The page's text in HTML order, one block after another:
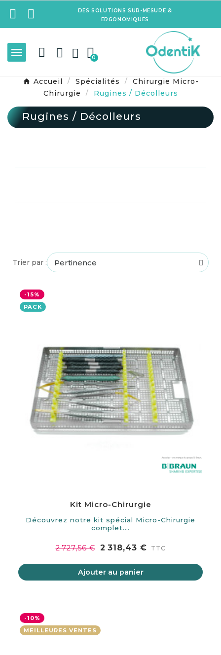
DES SOLUTIONS SUR-MESURE &
ERGONOMIQUES
Accueil Spécialités
Chirurgie Micro-
Chirurgie
Rugines / Décolleurs
Rugines / Décolleurs
Trier par :
-15%
PACK
Kit Micro-Chirurgie
Découvrez notre kit spécial Micro-Chirurgie
complet.…
2 727,56 € 2 318,43 € TTC
Ajouter au panier
-10%
MEILLEURES VENTES